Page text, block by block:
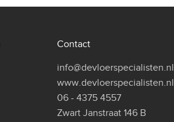
Contact
info@devloerspecialisten.nl
www.devloerspecialisten.nl
06 - 4375 4557
Zwart Janstraat 146 B